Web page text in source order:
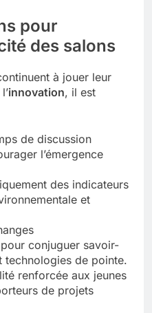
pour
des salons
à jouer leur
innovation, il est
de discussion
l’émergence
des indicateurs
et
conjuguer savoir-
technologies de pointe.
renforcée aux jeunes
de projets